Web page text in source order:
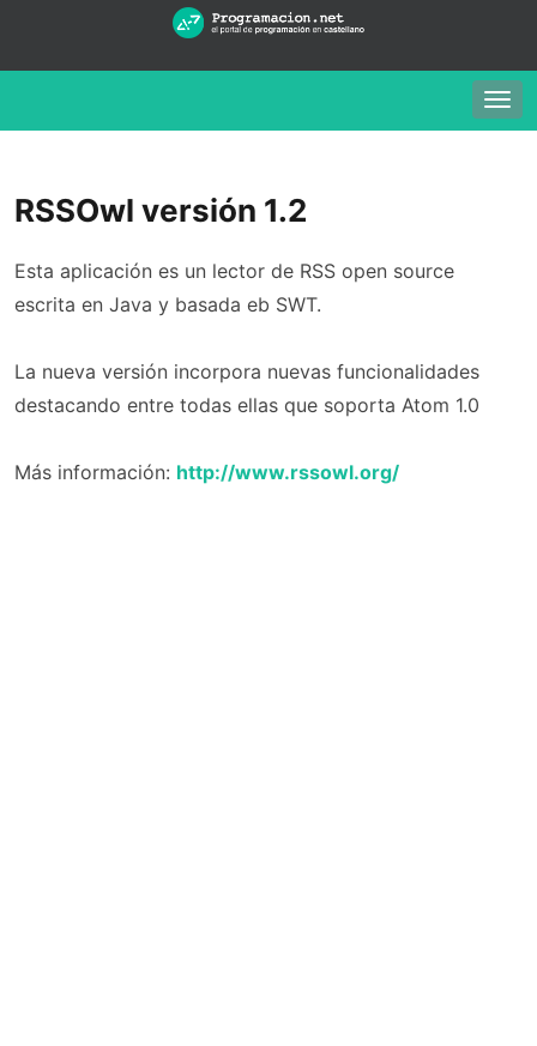
RSSOwl versión 1.2
Esta aplicación es un lector de RSS open source
escrita en Java y basada eb SWT.
La nueva versión incorpora nuevas funcionalidades
destacando entre todas ellas que soporta Atom 1.0
Más información: http://www.rssowl.org/